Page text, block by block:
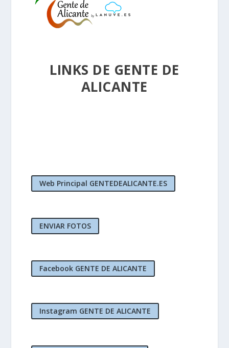
LINKS DE GENTE DE
ALICANTE
Web Principal GENTEDEALICANTE.ES
ENVIAR FOTOS
Facebook GENTE DE ALICANTE
Instagram GENTE DE ALICANTE